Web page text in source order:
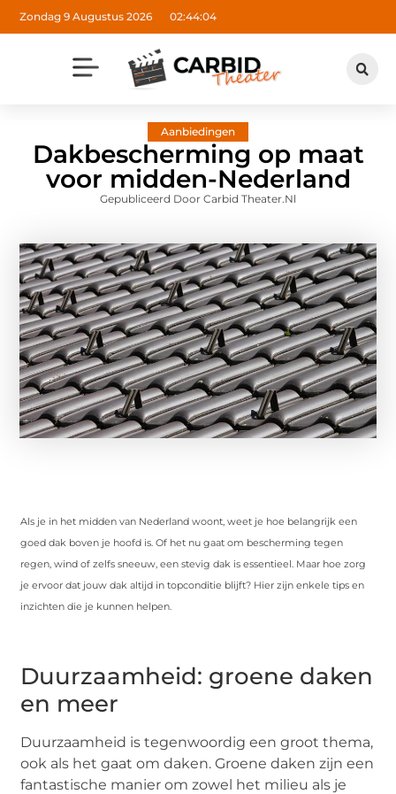
Zondag 9 Augustus 2026 02:44:06
Aanbiedingen
Dakbescherming op maat
voor midden-Nederland
Gepubliceerd Door Carbid Theater.nl
Als je in het midden van Nederland woont, weet je hoe belangrijk een
goed dak boven je hoofd is. Of het nu gaat om bescherming tegen
regen, wind of zelfs sneeuw, een stevig dak is essentieel. Maar hoe zorg
je ervoor dat jouw dak altijd in topconditie blijft? Hier zijn enkele tips en
inzichten die je kunnen helpen.
Duurzaamheid: groene daken
en meer
Duurzaamheid is tegenwoordig een groot thema,
ook als het gaat om daken. Groene daken zijn een
fantastische manier om zowel het milieu als je